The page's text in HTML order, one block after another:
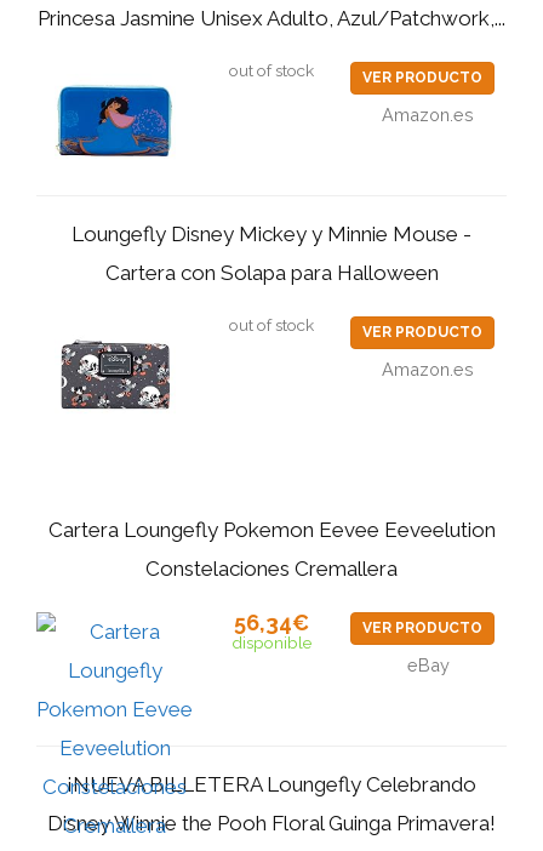
Princesa Jasmine Unisex Adulto, Azul/Patchwork,...
out of stock VER PRODUCTO
Amazon.es
Loungefly Disney Mickey y Minnie Mouse -
Cartera con Solapa para Halloween
out of stock VER PRODUCTO
Amazon.es
Cartera Loungefly Pokemon Eevee Eeveelution
Constelaciones Cremallera
56,34€
disponible
VER PRODUCTO
eBay
¡NUEVA BILLETERA Loungefly Celebrando
Disney Winnie the Pooh Floral Guinga Primavera!